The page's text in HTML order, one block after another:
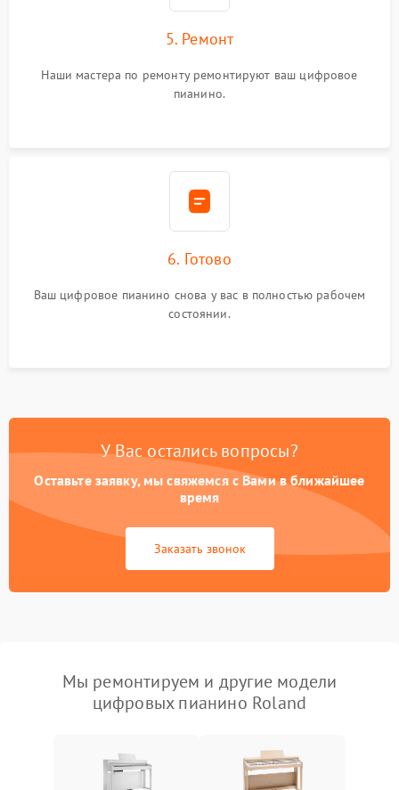
5. Ремонт
Наши мастера по ремонту ремонтируют ваш цифровое
пианино.
6. Готово
Ваш цифровое пианино снова у вас в полностью рабочем
состоянии.
У Вас остались вопросы?
Оставьте заявку, мы свяжемся с Вами в ближайшее
время
Заказать звонок
Мы ремонтируем и другие модели
цифровых пианино Roland